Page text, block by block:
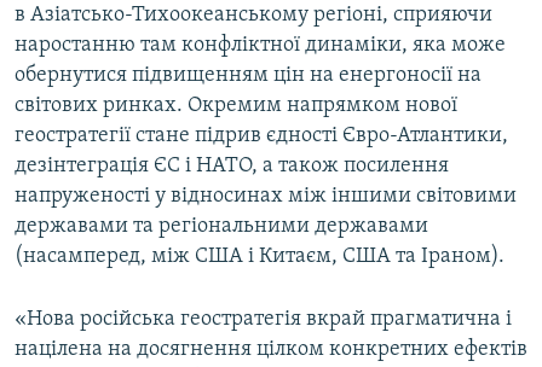
в Азіатсько-Тихоокеанському регіоні, сприяючи
наростанню там конфліктної динаміки, яка може
обернутися підвищенням цін на енергоносії на
світових ринках. Окремим напрямком нової
геостратегії стане підрив єдності Євро-Атлантики,
дезінтеграція ЄС і НАТО, а також посилення
напруженості у відносинах між іншими світовими
державами та регіональними державами
(насамперед, між США і Китаєм, США та Іраном).
«Нова російська геостратегія вкрай прагматична і
націлена на досягнення цілком конкретних ефектів